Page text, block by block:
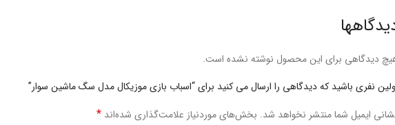
دیدگاهی برای این محصول نوشته نشده است.
نفری باشید که دیدگاهی را ارسال می کنید برای “اسباب بازی موزیکال مدل سگ ماشین سوار”
ایمیل شما منتشر نخواهد شد. بخش‌های موردنیاز علامت‌گذاری شده‌اند *